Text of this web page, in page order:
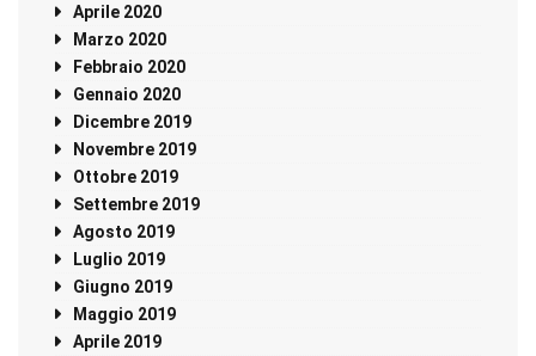
Aprile 2020
Marzo 2020
Febbraio 2020
Gennaio 2020
Dicembre 2019
Novembre 2019
Ottobre 2019
Settembre 2019
Agosto 2019
Luglio 2019
Giugno 2019
Maggio 2019
Aprile 2019